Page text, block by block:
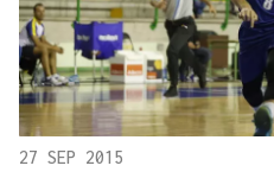
27 SEP 2015